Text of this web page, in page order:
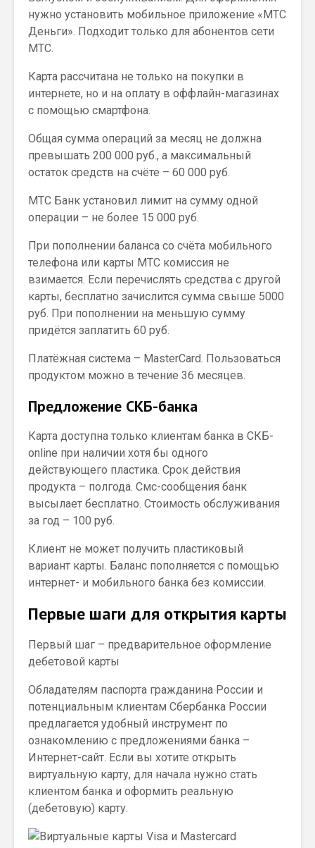
нужно установить мобильное приложение «МТС
Деньги». Подходит только для абонентов сети
МТС.
Карта рассчитана не только на покупки в
интернете, но и на оплату в оффлайн-магазинах
с помощью смартфона.
Общая сумма операций за месяц не должна
превышать 200 000 руб., а максимальный
остаток средств на счёте – 60 000 руб.
МТС Банк установил лимит на сумму одной
операции – не более 15 000 руб.
При пополнении баланса со счёта мобильного
телефона или карты МТС комиссия не
взимается. Если перечислять средства с другой
карты, бесплатно зачислится сумма свыше 5000
руб. При пополнении на меньшую сумму
придётся заплатить 60 руб.
Платёжная система – MasterCard. Пользоваться
продуктом можно в течение 36 месяцев.
Предложение СКБ-банка
Карта доступна только клиентам банка в СКБ-
online при наличии хотя бы одного
действующего пластика. Срок действия
продукта – полгода. Смс-сообщения банк
высылает бесплатно. Стоимость обслуживания
за год – 100 руб.
Клиент не может получить пластиковый
вариант карты. Баланс пополняется с помощью
интернет- и мобильного банка без комиссии.
Первые шаги для открытия карты
Первый шаг – предварительное оформление
дебетовой карты
Обладателям паспорта гражданина России и
потенциальным клиентам Сбербанка России
предлагается удобный инструмент по
ознакомлению с предложениями банка –
Интернет-сайт. Если вы хотите открыть
виртуальную карту, для начала нужно стать
клиентом банка и оформить реальную
(дебетовую) карту.